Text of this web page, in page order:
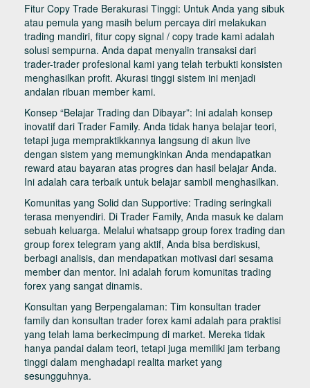
Fitur Copy Trade Berakurasi Tinggi: Untuk Anda yang sibuk
atau pemula yang masih belum percaya diri melakukan
trading mandiri, fitur copy signal / copy trade kami adalah
solusi sempurna. Anda dapat menyalin transaksi dari
trader-trader profesional kami yang telah terbukti konsisten
menghasilkan profit. Akurasi tinggi sistem ini menjadi
andalan ribuan member kami.
Konsep “Belajar Trading dan Dibayar”: Ini adalah konsep
inovatif dari Trader Family. Anda tidak hanya belajar teori,
tetapi juga mempraktikkannya langsung di akun live
dengan sistem yang memungkinkan Anda mendapatkan
reward atau bayaran atas progres dan hasil belajar Anda.
Ini adalah cara terbaik untuk belajar sambil menghasilkan.
Komunitas yang Solid dan Supportive: Trading seringkali
terasa menyendiri. Di Trader Family, Anda masuk ke dalam
sebuah keluarga. Melalui whatsapp group forex trading dan
group forex telegram yang aktif, Anda bisa berdiskusi,
berbagi analisis, dan mendapatkan motivasi dari sesama
member dan mentor. Ini adalah forum komunitas trading
forex yang sangat dinamis.
Konsultan yang Berpengalaman: Tim konsultan trader
family dan konsultan trader forex kami adalah para praktisi
yang telah lama berkecimpung di market. Mereka tidak
hanya pandai dalam teori, tetapi juga memiliki jam terbang
tinggi dalam menghadapi realita market yang
sesungguhnya.